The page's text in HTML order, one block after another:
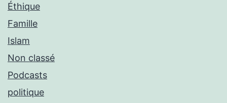
Éthique
Famille
Islam
Non classé
Podcasts
politique